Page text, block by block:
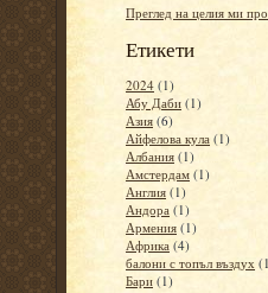
Преглед на целия ми
Етикети
2024 (1)
Абу Даби (1)
Азия (6)
Айфелова кула (1)
Албания (1)
Амстердам (1)
Англия (1)
Андора (1)
Армения (1)
Африка (4)
балони с топъл въздух
Бари (1)